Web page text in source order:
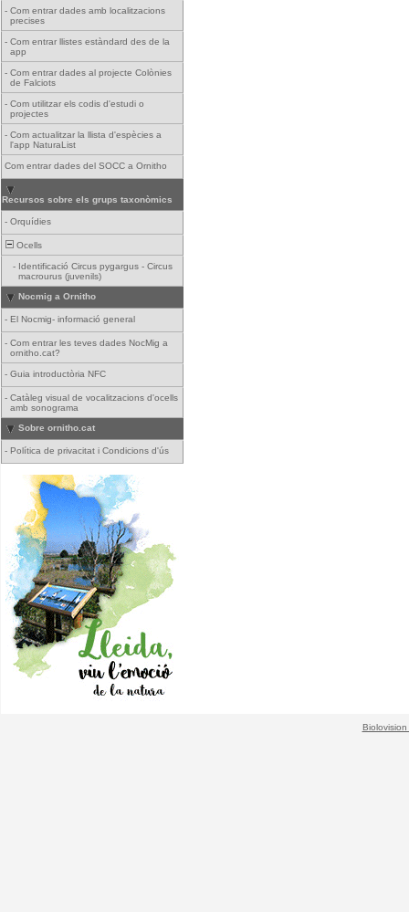
- Com entrar dades amb localitzacions
precises
- Com entrar llistes estàndard des de la
app
- Com entrar dades al projecte Colònies
de Falciots
- Com utilitzar els codis d'estudi o
projectes
- Com actualitzar la llista d'espècies a
l'app NaturaList
Com entrar dades del SOCC a Ornitho
Recursos sobre els grups taxonòmics
- Orquídies
Ocells
- Identificació Circus pygargus - Circus
macrourus (juvenils)
Nocmig a Ornitho
- El Nocmig- informació general
- Com entrar les teves dades NocMig a
ornitho.cat?
- Guia introductòria NFC
- Catàleg visual de vocalitzacions d'ocells
amb sonograma
Sobre ornitho.cat
- Política de privacitat i Condicions d'ús
Biolovision